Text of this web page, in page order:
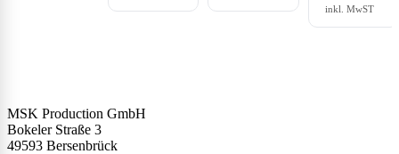
inkl. MwST
MSK Production GmbH
Bokeler Straße 3
49593 Bersenbrück